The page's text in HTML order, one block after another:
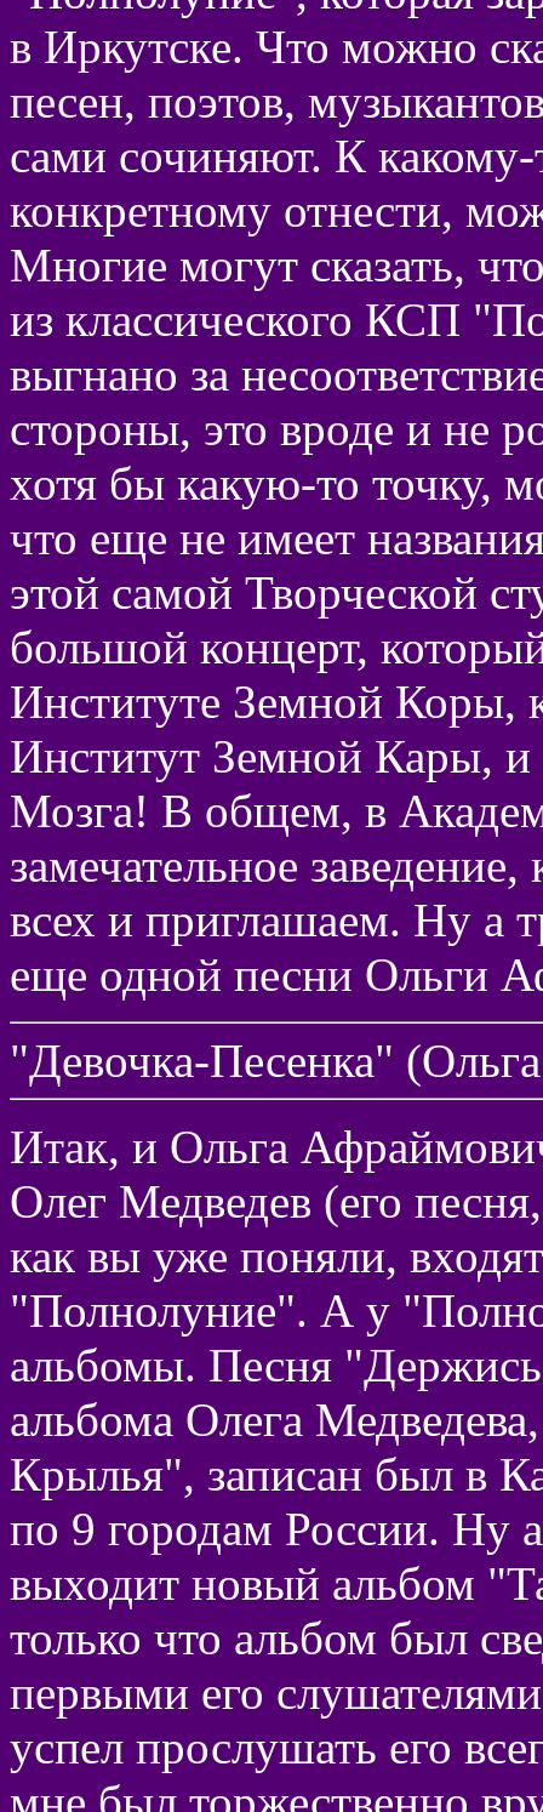
в Иркутске. Что можно
песен, поэтов,
сами сочиняют. К
конкретному отнести,
Многие могут сказать,
из классического КСП
выгнано за
стороны, это вроде и не
хотя бы какую-то точку,
что еще не имеет
этой самой Творческой
большой концерт,
Институте Земной Коры,
Институт Земной Кары,
Мозга! В общем, в
замечательное
всех и приглашаем. Ну а
еще одной песни Ольги
"Девочка-Песенка"
Итак, и Ольга
Олег Медведев (его
как вы уже поняли,
"Полнолуние". А у
альбомы. Песня
альбома Олега
Крылья", записан был в
по 9 городам России. Ну
выходит новый альбом
только что альбом был
первыми его
успел прослушать его
мне был торжественно